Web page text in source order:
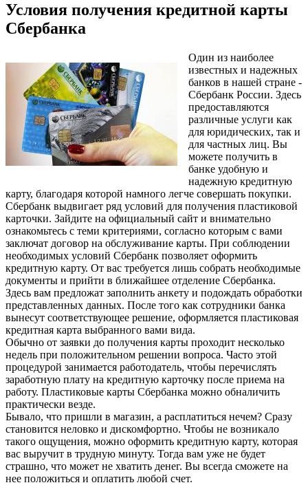
Условия получения кредитной карты
Сбербанка
Один из наиболее
известных и надежных
банков в нашей стране -
Сбербанк России. Здесь
предоставляются
различные услуги как
для юридических, так и
для частных лиц. Вы
можете получить в
банке удобную и
надежную кредитную
карту, благодаря которой намного легче совершать покупки.
Сбербанк выдвигает ряд условий для получения пластиковой
карточки. Зайдите на официальный сайт и внимательно
ознакомьтесь с теми критериями, согласно которым с вами
заключат договор на обслуживание карты. При соблюдении
необходимых условий Сбербанк позволяет оформить
кредитную карту. От вас требуется лишь собрать необходимые
документы и прийти в ближайшее отделение Сбербанка.
Здесь вам предложат заполнить анкету и подождать обработки
представленных данных. После того как сотрудники банка
вынесут соответствующее решение, оформляется пластиковая
кредитная карта выбранного вами вида.
Обычно от заявки до получения карты проходит несколько
недель при положительном решении вопроса. Часто этой
процедурой занимается работодатель, чтобы перечислять
заработную плату на кредитную карточку после приема на
работу. Пластиковые карты Сбербанка можно обналичить
практически везде.
Бывало, что пришли в магазин, а расплатиться нечем? Сразу
становится неловко и дискомфортно. Чтобы не возникало
такого ощущения, можно оформить кредитную карту, которая
вас выручит в трудную минуту. Тогда вам уже не будет
страшно, что может не хватить денег. Вы всегда сможете на
нее положиться и оплатить любой счет.